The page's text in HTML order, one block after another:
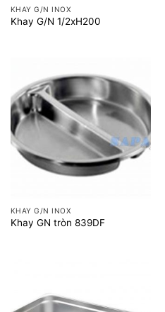
KHAY G/N INOX
Khay G/N 1/2xH200
KHAY G/N INOX
Khay GN tròn 839DF